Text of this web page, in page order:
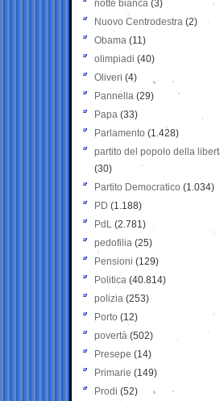
notte bianca (3)
Nuovo Centrodestra (2)
Obama (11)
olimpiadi (40)
Oliveri (4)
Pannella (29)
Papa (33)
Parlamento (1.428)
partito del popolo della
(30)
Partito Democratico (1.034)
PD (1.188)
PdL (2.781)
pedofilia (25)
Pensioni (129)
Politica (40.814)
polizia (253)
Porto (12)
povertà (502)
Presepe (14)
Primarie (149)
Prodi (52)